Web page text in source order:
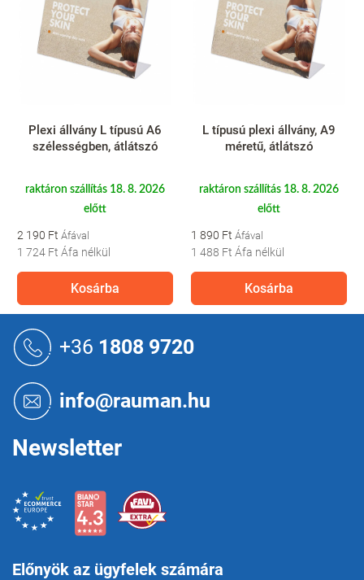
Plexi állvány L típusú A6
szélességben, átlátszó
raktáron szállítás 18. 8. 2026
előtt
2 190 Ft
1 724 Ft Áfa nélkül
Kosárba
L típusú plexi állvány, A9
méretű, átlátszó
raktáron szállítás 18. 8. 2026
előtt
1 890 Ft
1 488 Ft Áfa nélkül
Kosárba
+36 1808 9720
info@rauman.hu
Newsletter
Előnyök az ügyfelek számára